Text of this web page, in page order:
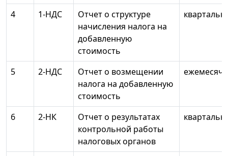
4 1-НДС
Отчет о структуре
начисления налога на
добавленную
стоимость
5 2-НДС
Отчет о возмещении
налога на добавленную
стоимость
6 2-НК
Отчет о результатах
контрольной работы
налоговых органов